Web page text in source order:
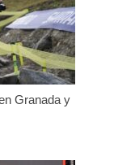
Granada y